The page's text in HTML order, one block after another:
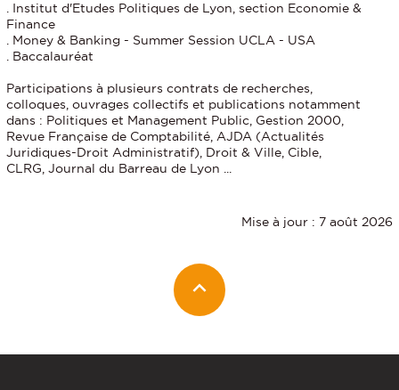
. Institut d'Etudes Politiques de Lyon, section Economie &
Finance
. Money & Banking - Summer Session UCLA - USA
. Baccalauréat
Participations à plusieurs contrats de recherches,
colloques, ouvrages collectifs et publications notamment
dans : Politiques et Management Public, Gestion 2000,
Revue Française de Comptabilité, AJDA (Actualités
Juridiques-Droit Administratif), Droit & Ville, Cible,
CLRG, Journal du Barreau de Lyon ...
Mise à jour : 7 août 2026